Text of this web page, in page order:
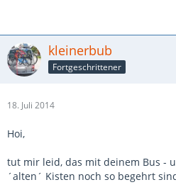
kleinerbub
Fortgeschrittener
18. Juli 2014
Hoi,
tut mir leid, das mit deinem Bus -
´alten´ Kisten noch so begehrt